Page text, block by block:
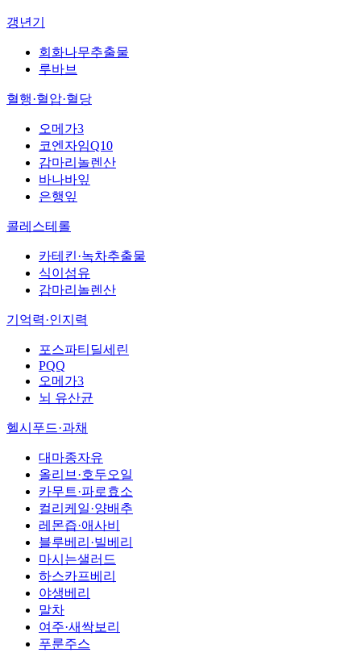
갱년기
회화나무추출물
루바브
혈행·혈압·혈당
오메가3
코엔자임Q10
감마리놀렌산
바나바잎
은행잎
콜레스테롤
카테킨·녹차추출물
식이섬유
감마리놀렌산
기억력·인지력
포스파티딜세린
PQQ
오메가3
뇌 유산균
헬시푸드·과채
대마종자유
올리브·호두오일
카무트·파로효소
컬리케일·양배추
레몬즙·애사비
블루베리·빌베리
마시는샐러드
하스카프베리
야생베리
말차
여주·새싹보리
푸룬주스